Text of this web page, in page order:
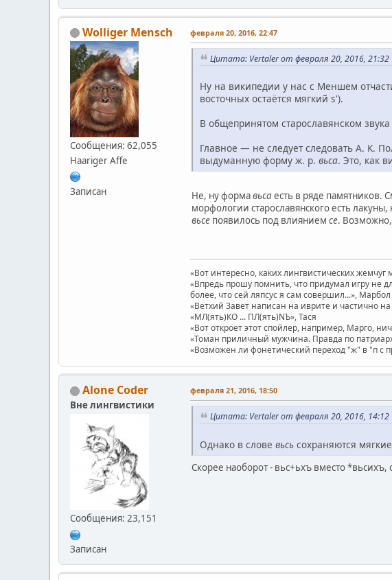
Wolliger Mensch
Сообщения: 62,055
Haariger Affe
Записан
февраля 20, 2016, 22:47
Цитата: Vertaler от февраля 20, 2016, 21:32
Ну на википедии у нас с Меншем
восточных остаётся мягкий s').
В общепринятом старославянском
Главное — не следует следовать А. К.
выдуманную форму ж. р. вьса. Это, как
Не, ну формавьсаесть в ряде памятников.
морфологии старославянского есть
вьсе появилось под влиянием се.
«Вот интересно, каких лингвистических
«Впредь прошу помнить, что придумал игру не
более, что сей ляпсус я сам совершил...», Марбол
«Ветхий Завет написан на иврите и частично
«МЛ(ять)КО ... ПЛ(ять)NЪ», Тася
«Вот откроет этот спойлер, например, Марго,
«Томан приличный мужчина. Правда по
«Возможен ли фонетический переход "ж" в "п с
Alone Coder
Вне лингвистики
Сообщения: 23,151
Записан
февраля 21, 2016, 18:50
Цитата: Vertaler от февраля 20, 2016, 14:12
Однако в слове вьсь сохраняются
Скорее наоборот - вьс+ьхъ вместо